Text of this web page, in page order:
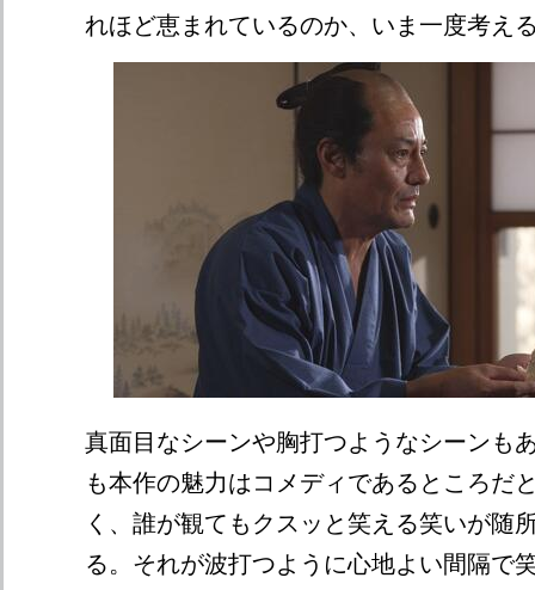
れほど恵まれているのか、いま一度考え
真面目なシーンや胸打つようなシーンも
も本作の魅力はコメディであるところだ
く、誰が観てもクスッと笑える笑いが随
る。それが波打つように心地よい間隔で